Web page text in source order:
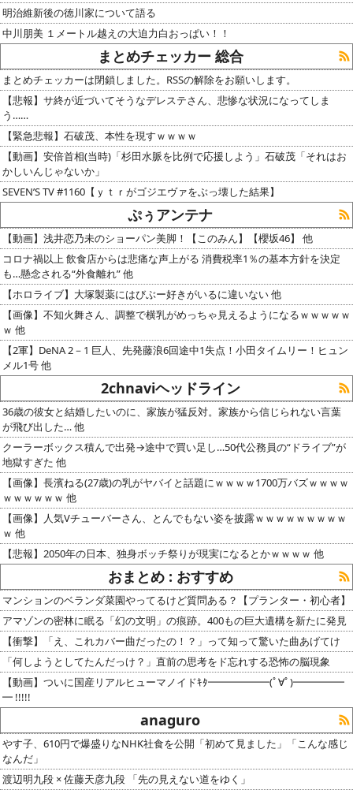
明治維新後の徳川家について語る
中川朋美 １メートル越えの大迫力白おっぱい！！
まとめチェッカー 総合
まとめチェッカーは閉鎖しました。RSSの解除をお願いします。
【悲報】サ終が近づいてそうなデレステさん、悲惨な状況になってしま
う……
【緊急悲報】石破茂、本性を現すｗｗｗｗ
【動画】安倍首相(当時)「杉田水脈を比例で応援しよう」石破茂「それはお
かしいんじゃないか」
SEVEN’S TV #1160【ｙｔｒがゴジエヴァをぶっ壊した結果】
ぷぅアンテナ
【動画】浅井恋乃未のショーパン美脚！【このみん】【櫻坂46】 他
コロナ禍以上 飲食店からは悲痛な声上がる 消費税率1％の基本方針を決定
も…懸念される“外食離れ” 他
【ホロライブ】大塚製薬にはびぶー好きがいるに違いない 他
【画像】不知火舞さん、調整で横乳がめっちゃ見えるようになるｗｗｗｗｗ
ｗ 他
【2軍】DeNA 2－1 巨人、先発藤浪6回途中1失点！小田タイムリー！ヒュン
メル1号 他
2chnaviヘッドライン
36歳の彼女と結婚したいのに、家族が猛反対。家族から信じられない言葉
が飛び出した… 他
クーラーボックス積んで出発→途中で買い足し…50代公務員の“ドライブ”が
地獄すぎた 他
【画像】長濱ねる(27歳)の乳がヤバイと話題にｗｗｗｗ1700万バズｗｗｗｗ
ｗｗｗｗｗｗ 他
【画像】人気Vチューバーさん、とんでもない姿を披露ｗｗｗｗｗｗｗｗｗ
ｗ 他
【悲報】2050年の日本、独身ボッチ祭りが現実になるとかｗｗｗｗ 他
おまとめ : おすすめ
マンションのベランダ菜園やってるけど質問ある？【プランター・初心者】
アマゾンの密林に眠る「幻の文明」の痕跡。400もの巨大遺構を新たに発見
【衝撃】「え、これカバー曲だったの！？」って知って驚いた曲あげてけ
「何しようとしてたんだっけ？」直前の思考をド忘れする恐怖の脳現象
【動画】ついに国産リアルヒューマノイドｷﾀ━━━━━━(ﾟ∀ﾟ)━━━━━
━ !!!!!
anaguro
やす子、610円で爆盛りなNHK社食を公開「初めて見ました」「こんな感じ
なんだ」
渡辺明九段 × 佐藤天彦九段 「先の見えない道をゆく」